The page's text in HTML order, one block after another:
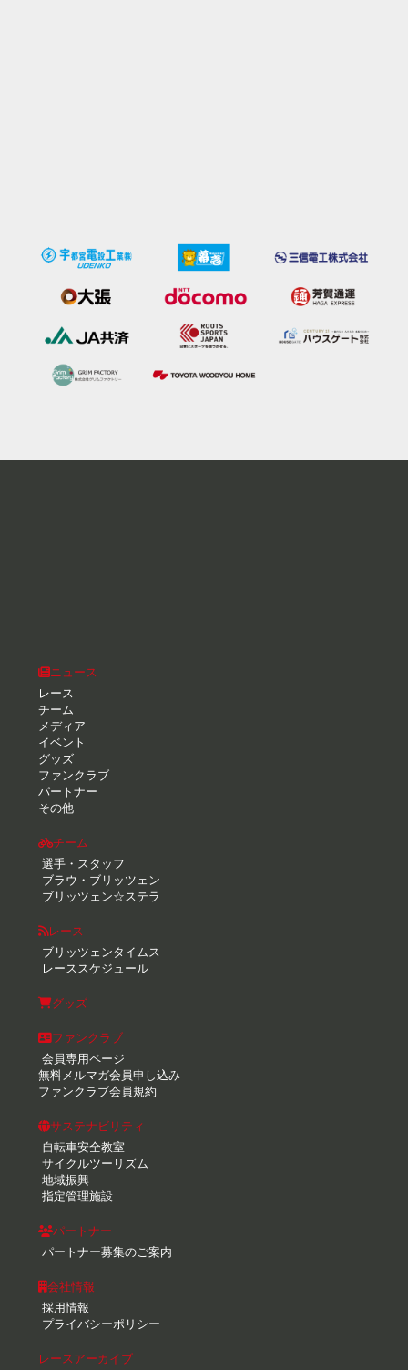
ニュース
レース
チーム
メディア
イベント
グッズ
ファンクラブ
パートナー
その他
チーム
選手・スタッフ
ブラウ・ブリッツェン
ブリッツェン☆ステラ
レース
ブリッツェンタイムス
レーススケジュール
グッズ
ファンクラブ
会員専用ページ
無料メルマガ会員申し込み
ファンクラブ会員規約
サステナビリティ
自転車安全教室
サイクルツーリズム
地域振興
指定管理施設
パートナー
パートナー募集のご案内
会社情報
採用情報
プライバシーポリシー
レースアーカイブ